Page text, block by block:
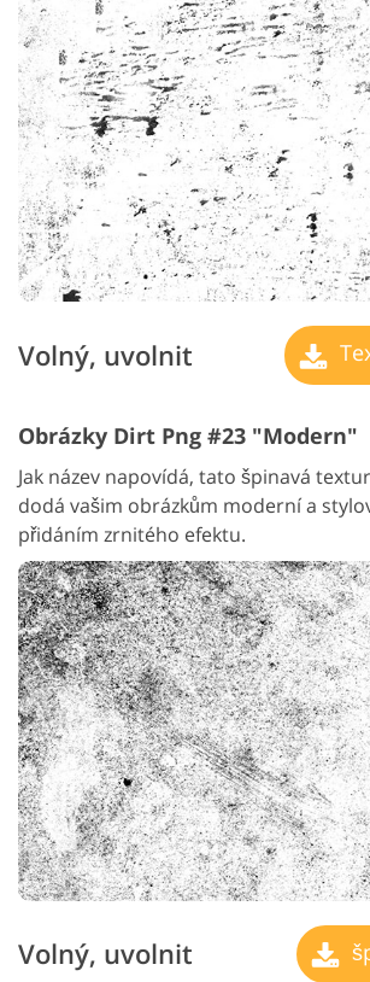
Volný, uvolnit
Obrázky Dirt Png #23 "Modern"
Jak název napovídá, tato špinavá
dodá vašim obrázkům moderní a
přidáním zrnitého efektu.
Volný, uvolnit